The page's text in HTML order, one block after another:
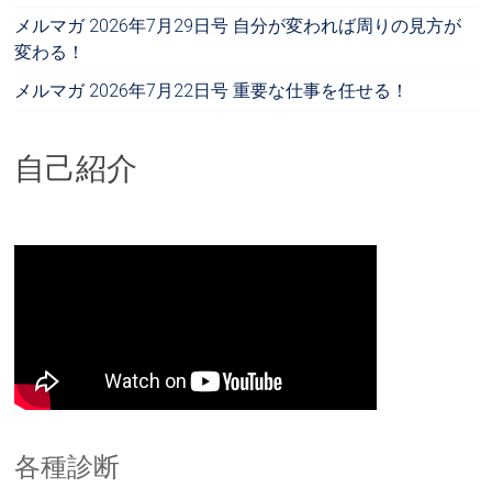
メルマガ 2026年7月29日号 自分が変われば周りの見方が
変わる！
メルマガ 2026年7月22日号 重要な仕事を任せる！
自己紹介
各種診断